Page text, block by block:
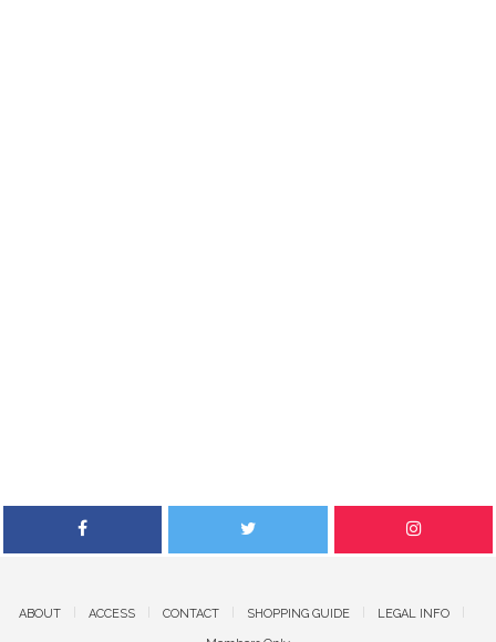
ABOUT ACCESS CONTACT SHOPPING GUIDE LEGAL INFO